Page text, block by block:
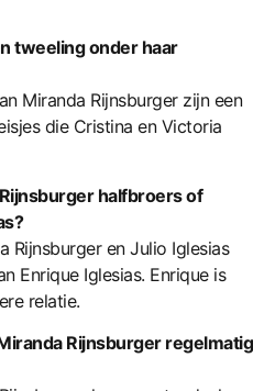
tweeling onder haar
Miranda Rijnsburger zijn een
die Cristina en Victoria
halfbroers of
Rijnsburger en Julio Iglesias
Enrique Iglesias. Enrique is
relatie.
Rijnsburger regelmatig